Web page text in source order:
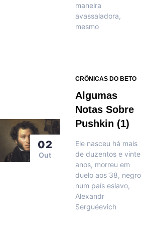
maneira
avassaladora,
mesmo
02
Out
CRÔNICAS DO BETO
Algumas
Notas Sobre
Pushkin (1)
Ele nasceu há mais
de duzentos e vinte
anos, morreu em
duelo aos 38, negro
num país eslavo,
Alexandr
Serguéevich